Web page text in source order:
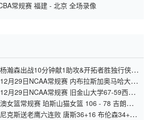
常规赛 福建 - 北京 全场录像
瀚森出战10分钟献1助攻&开拓者胜独行侠
月29日NCAA常规赛 内布拉斯加奥马哈大学
场集锦
月29日NCAA常规赛 旧金山大学67-59西雅
女篮常规赛 珀斯山猫女篮 106 - 78 吉朗毒
克斯送老鹰六连败 唐斯36+16 布伦森34+5